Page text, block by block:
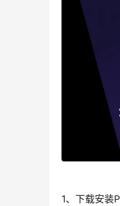
1、下载安装